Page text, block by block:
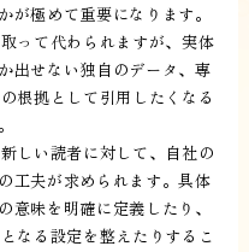
が極めて重要になります。
って代わられますが、実体
出せない独自のデータ、専
根拠として引用したくなる
しい読者に対して、自社の
工夫が求められます。具体
意味を明確に定義したり、
なる設定を整えたりするこ